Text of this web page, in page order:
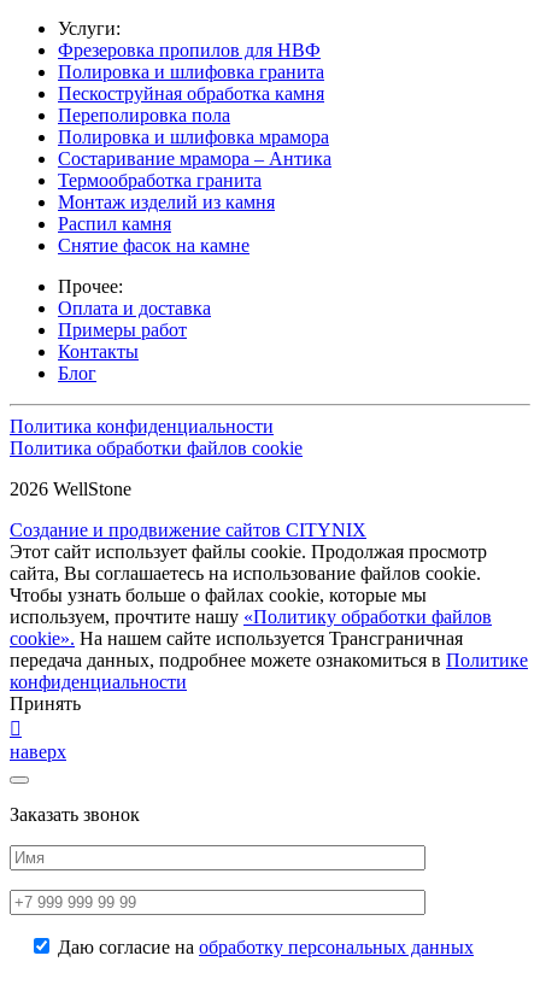
Услуги:
Фрезеровка пропилов для НВФ
Полировка и шлифовка гранита
Пескоструйная обработка камня
Переполировка пола
Полировка и шлифовка мрамора
Состаривание мрамора – Антика
Термообработка гранита
Монтаж изделий из камня
Распил камня
Снятие фасок на камне
Прочее:
Оплата и доставка
Примеры работ
Контакты
Блог
Политика конфиденциальности
Политика обработки файлов cookie
2026 WellStone
Создание и продвижение сайтов CITYNIX
Этот сайт использует файлы cookie. Продолжая просмотр
сайта, Вы соглашаетесь на использование файлов cookie.
Чтобы узнать больше о файлах cookie, которые мы
используем, прочтите нашу «Политику обработки файлов
cookie». На нашем сайте используется Трансграничная
передача данных, подробнее можете ознакомиться в Политике
конфиденциальности
Принять
наверх
Заказать звонок
Даю согласие на обработку персональных данных